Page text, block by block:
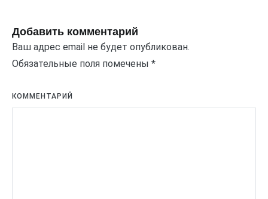
Добавить комментарий
Ваш адрес email не будет опубликован.
Обязательные поля помечены *
КОММЕНТАРИЙ